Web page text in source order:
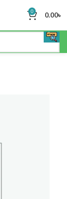
0 0.00৳